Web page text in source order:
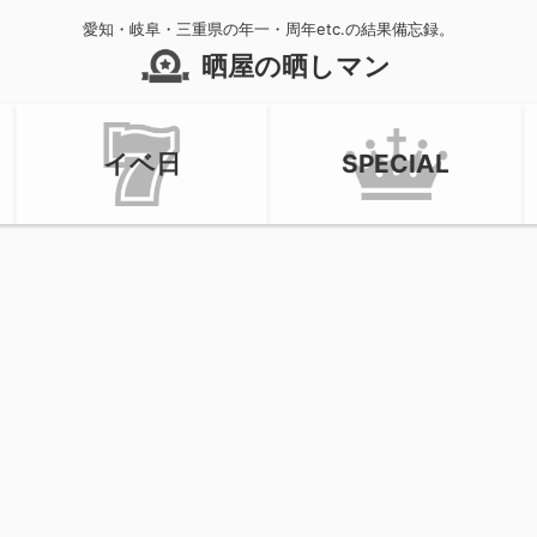
愛知・岐阜・三重県の年一・周年etc.の結果備忘録。
晒屋の晒しマン
イベ日 SPECIAL